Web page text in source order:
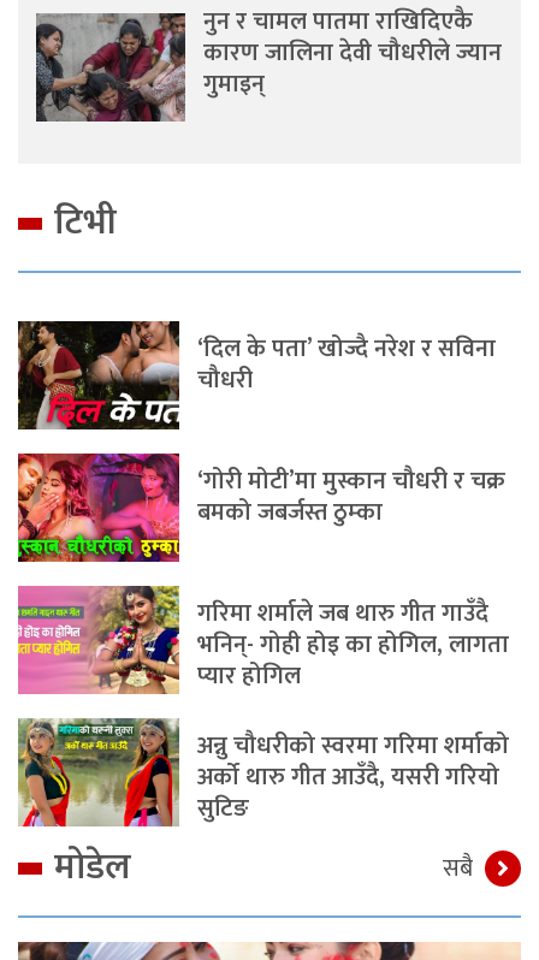
नुन र चामल पातमा राखिदिएकै
कारण जालिना देवी चौधरीले ज्यान
गुमाइन्
टिभी
‘दिल के पता’ खोज्दै नरेश र सविना
चौधरी
‘गोरी मोटी’मा मुस्कान चौधरी र चक्र
बमको जबर्जस्त ठुम्का
गरिमा शर्माले जब थारु गीत गाउँदै
भनिन्- गोही होइ का होगिल, लागता
प्यार होगिल
अन्नु चौधरीको स्वरमा गरिमा शर्माको
अर्को थारु गीत आउँदै, यसरी गरियो
सुटिङ
मोडेल सबै